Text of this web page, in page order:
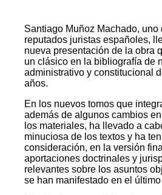
Santiago Muñoz Machado, uno
reputados juristas españoles,
nueva presentación de la obra
un clásico en la bibliografía de
administrativo y constitucional
años.
En los nuevos tomos que
además de algunos cambios
los materiales, ha llevado a
minuciosa de los textos y ha
consideración, en la versión
aportaciones doctrinales y
relevantes sobre los asuntos
se han manifestado en el